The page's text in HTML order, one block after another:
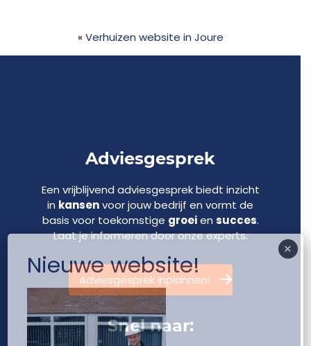
« Verhuizen website in Joure
Adviesgesprek
Een vrijblijvend adviesgesprek biedt inzicht
in kansenvoor jouw bedrijf en vormt de
basis voor toekomstige groeien succes.
Laat je informeren door onze experts.
Adviesgesprek inplannen!
Snel naar:
Nieuwe website!
×